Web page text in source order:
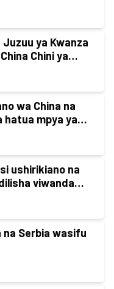
ya Kwanza
Chini ya
wa China na
hatua mpya ya
ushirikiano na
viwanda
na Serbia wasifu